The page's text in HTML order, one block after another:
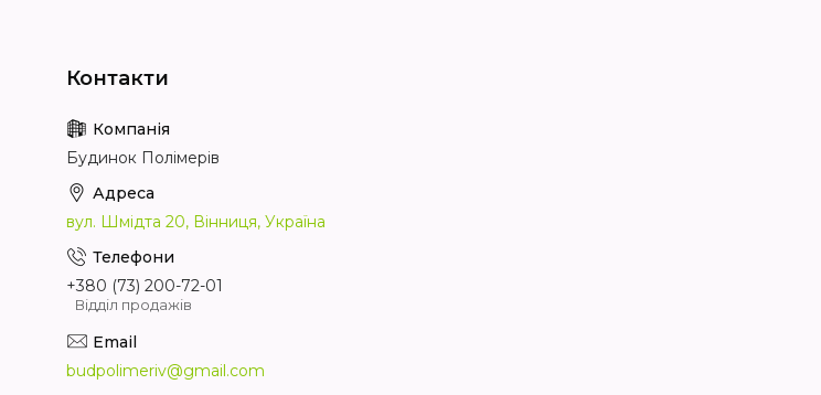
Будинок Полімерів
вул. Шмідта 20, Вінниця, Україна
+380 (73) 200-72-01
Відділ продажів
budpolimeriv@gmail.com